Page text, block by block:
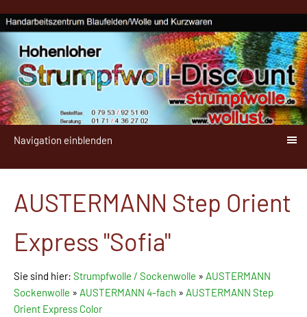
Navigation einblenden
AUSTERMANN Step Orient
Express "Sofia"
Sie sind hier: Strumpfwolle / Sockenwolle » AUSTERMANN
Sockenwolle » AUSTERMANN 4-fach » AUSTERMANN Step
Orient Express Color